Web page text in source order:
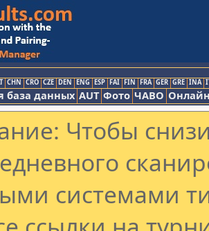
CHN CRO CZE DEN ENG ESP FAI FIN FRA GER GRE INA
база данных AUT Фото ЧАВО
Чтобы
системами